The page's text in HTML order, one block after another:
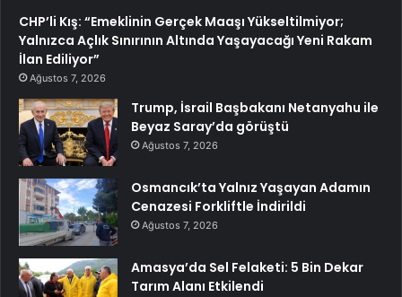
CHP’li Kış: “Emeklinin Gerçek Maaşı Yükseltilmiyor;
Yalnızca Açlık Sınırının Altında Yaşayacağı Yeni Rakam
İlan Ediliyor”
Ağustos 7, 2026
Trump, İsrail Başbakanı Netanyahu ile
Beyaz Saray’da görüştü
Ağustos 7, 2026
Osmancık’ta Yalnız Yaşayan Adamın
Cenazesi Forkliftle İndirildi
Ağustos 7, 2026
Amasya’da Sel Felaketi: 5 Bin Dekar
Tarım Alanı Etkilendi